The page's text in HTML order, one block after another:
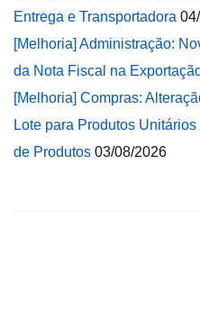
Entrega e Transportadora
[Melhoria] Administração:
da Nota Fiscal na
[Melhoria] Compras:
Lote para Produtos
de Produtos 03/08/2026